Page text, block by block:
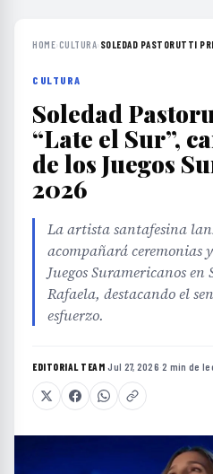
HOME›CULTURA› SOLEDAD PASTORUTTI
CULTURA
Soledad
“Late el Sur”,
de los Juegos
2026
La artista santafesina
acompañará ceremonias
Juegos Suramericanos en
Rafaela, destacando el
esfuerzo.
EDITORIAL TEAM·Jul 27, 2026·2 min de